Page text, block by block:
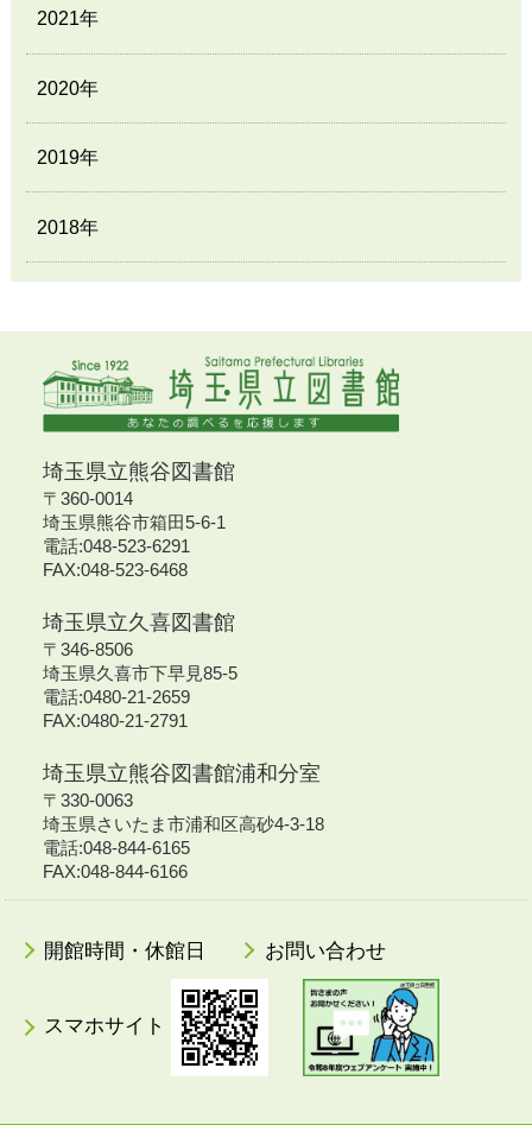
2021年
2020年
2019年
2018年
埼玉県立熊谷図書館
〒360-0014
埼玉県熊谷市箱田5-6-1
電話:048-523-6291
FAX:048-523-6468
埼玉県立久喜図書館
〒346-8506
埼玉県久喜市下早見85-5
電話:0480-21-2659
FAX:0480-21-2791
埼玉県立熊谷図書館浦和分室
〒330-0063
埼玉県さいたま市浦和区高砂4-3-18
電話:048-844-6165
FAX:048-844-6166
開館時間・休館日 お問い合わせ
スマホサイト